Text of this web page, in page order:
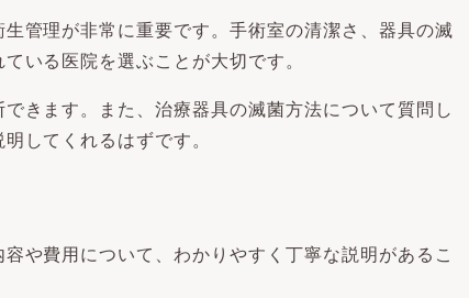
管理が非常に重要です。手術室の清潔さ、器具の滅
いる医院を選ぶことが大切です。
きます。また、治療器具の滅菌方法について質問し
してくれるはずです。
や費用について、わかりやすく丁寧な説明があるこ